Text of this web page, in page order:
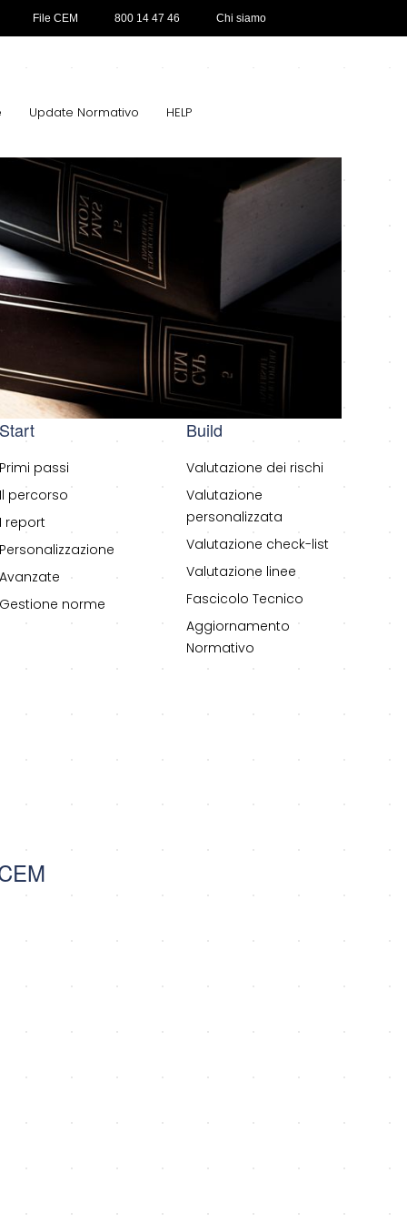
File CEM 800 14 47 46 Chi siamo
Update Normativo HELP
Start
Primi passi
Il percorso
I report
Personalizzazione
Avanzate
Gestione norme
Build
Valutazione dei rischi
Valutazione
personalizzata
Valutazione check-list
Valutazione linee
Fascicolo Tecnico
Aggiornamento
Normativo